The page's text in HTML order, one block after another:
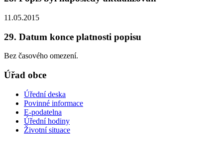
11.05.2015
29. Datum konce platnosti popisu
Bez časového omezení.
Úřad obce
Úřední deska
Povinné informace
E-podatelna
Úřední hodiny
Životní situace